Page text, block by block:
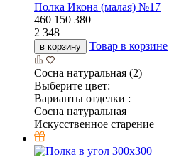
Полка Икона (малая) №17
460 150 380
2 348
в корзину Товар в корзине
Сосна натуральная (2)
Выберите цвет:
Варианты отделки :
Сосна натуральная
Искусственное старение